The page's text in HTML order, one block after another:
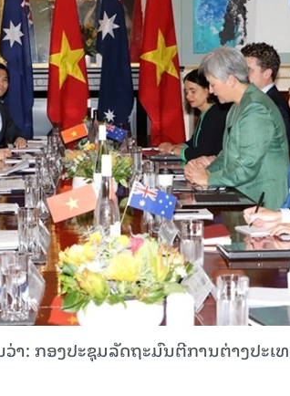
າ: ກອງປະຊຸມລັດຖະມົນຕີການຕ່າງປະ